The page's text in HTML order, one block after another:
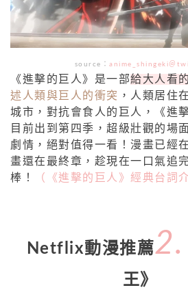
source：anime_shingeki＠
《進擊的巨人》是一部給大人看
述人類與巨人的衝突 ，人類居住
城市，對抗會食人的巨人，《進
目前出到第四季，超級壯觀的場
劇情，絕對值得一看！漫畫已經
畫還在最終章，趁現在一口氣追
棒！
（《進擊的巨人》經典台詞
Netflix動漫推薦2.
王》